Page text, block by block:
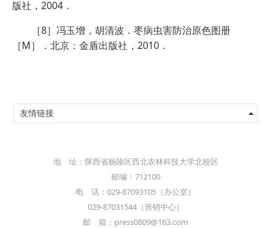
版社，2004．
［8］冯玉增，胡清波．枣病虫害防治原色图册
［M］．北京：金盾出版社，2010．
友情链接
地 址：陕西省杨陵区西北农林科技大学北校区
邮编：712100
电 话：029-87093105（办公室）
029-87031544（营销中心）
邮 箱：press0809@163.com